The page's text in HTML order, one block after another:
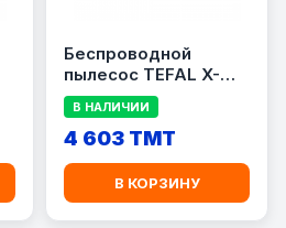
Беспроводной
пылесос TEFAL X-
FORCE FLEX 9.60
AQUA (TY20C7)
В НАЛИЧИИ
4 603 TMT
В КОРЗИНУ